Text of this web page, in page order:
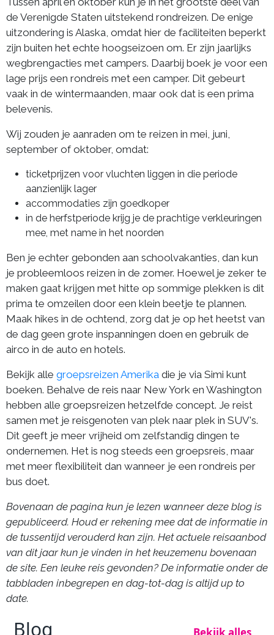
de Verenigde Staten uitstekend rondreizen. De enige
uitzondering is Alaska, omdat hier de faciliteiten beperkt
zijn buiten het echte hoogseizoen om. Er zijn jaarlijks
wegbrengacties met campers. Daarbij boek je voor een
lage prijs een rondreis met een camper. Dit gebeurt
vaak in de wintermaanden, maar ook dat is een prima
belevenis.
Wij zouden je aanraden om te reizen in mei, juni,
september of oktober, omdat:
ticketprijzen voor vluchten liggen in die periode
aanzienlijk lager
accommodaties zijn goedkoper
in de herfstperiode krijg je de prachtige verkleuringen
mee, met name in het noorden
Ben je echter gebonden aan schoolvakanties, dan kun
je probleemloos reizen in de zomer. Hoewel je zeker te
maken gaat krijgen met hitte op sommige plekken is dit
prima te omzeilen door een klein beetje te plannen.
Maak hikes in de ochtend, zorg dat je op het heetst van
de dag geen grote inspanningen doen en gebruik de
airco in de auto en hotels.
Bekijk alle groepsreizen Amerika die je via Simi kunt
boeken. Behalve de reis naar New York en Washington
hebben alle groepsreizen hetzelfde concept. Je reist
samen met je reisgenoten van plek naar plek in SUV's.
Dit geeft je meer vrijheid om zelfstandig dingen te
ondernemen. Het is nog steeds een groepsreis, maar
met meer flexibiliteit dan wanneer je een rondreis per
bus doet.
Bovenaan de pagina kun je lezen wanneer deze blog is
gepubliceerd. Houd er rekening mee dat de informatie in
de tussentijd verouderd kan zijn. Het actuele reisaanbod
van dit jaar kun je vinden in het keuzemenu bovenaan
de site. Een leuke reis gevonden? De informatie onder de
tabbladen inbegrepen en dag-tot-dag is altijd up to
date.
Blog